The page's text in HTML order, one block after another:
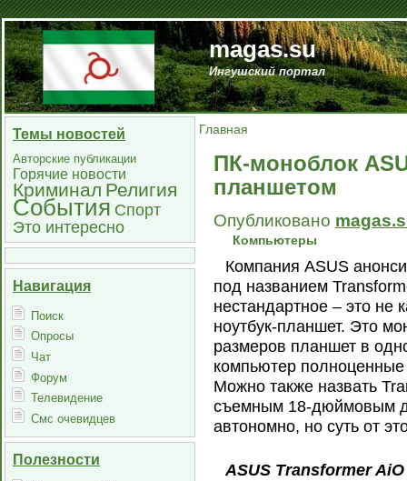
magas.su
Ингушский портал
Темы новостей
Авторские публикации
Горячие новости
Криминал Религия
События Спорт
Это интересно
Навигация
Поиск
Опросы
Чат
Форум
Телевидение
Смс очевидцев
Полезности
Главная
ПК-моноблок
планшетом
Опубликовано
Компьютеры
Компания ASUS
под названием
нестандартное – это не
ноутбук-планшет. Это
размеров планшет в
компьютер
Можно также назвать
съемным 18-дюймовым
автономно, но суть от
ASUS Transformer AiO